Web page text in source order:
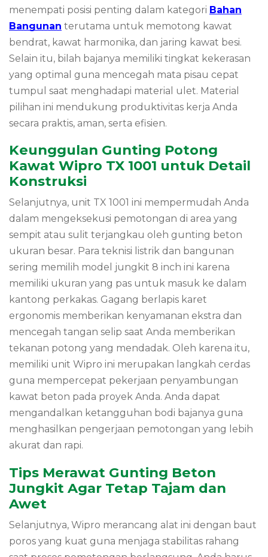
menempati posisi penting dalam kategori Bahan
Bangunan terutama untuk memotong kawat
bendrat, kawat harmonika, dan jaring kawat besi.
Selain itu, bilah bajanya memiliki tingkat kekerasan
yang optimal guna mencegah mata pisau cepat
tumpul saat menghadapi material ulet. Material
pilihan ini mendukung produktivitas kerja Anda
secara praktis, aman, serta efisien.
Keunggulan Gunting Potong
Kawat Wipro TX 1001 untuk Detail
Konstruksi
Selanjutnya, unit TX 1001 ini mempermudah Anda
dalam mengeksekusi pemotongan di area yang
sempit atau sulit terjangkau oleh gunting beton
ukuran besar. Para teknisi listrik dan bangunan
sering memilih model jungkit 8 inch ini karena
memiliki ukuran yang pas untuk masuk ke dalam
kantong perkakas. Gagang berlapis karet
ergonomis memberikan kenyamanan ekstra dan
mencegah tangan selip saat Anda memberikan
tekanan potong yang mendadak. Oleh karena itu,
memiliki unit Wipro ini merupakan langkah cerdas
guna mempercepat pekerjaan penyambungan
kawat beton pada proyek Anda. Anda dapat
mengandalkan ketangguhan bodi bajanya guna
menghasilkan pengerjaan pemotongan yang lebih
akurat dan rapi.
Tips Merawat Gunting Beton
Jungkit Agar Tetap Tajam dan
Awet
Selanjutnya, Wipro merancang alat ini dengan baut
poros yang kuat guna menjaga stabilitas rahang